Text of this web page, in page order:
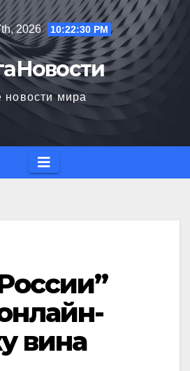
2026 10:22:31 PM
новости мира
вина